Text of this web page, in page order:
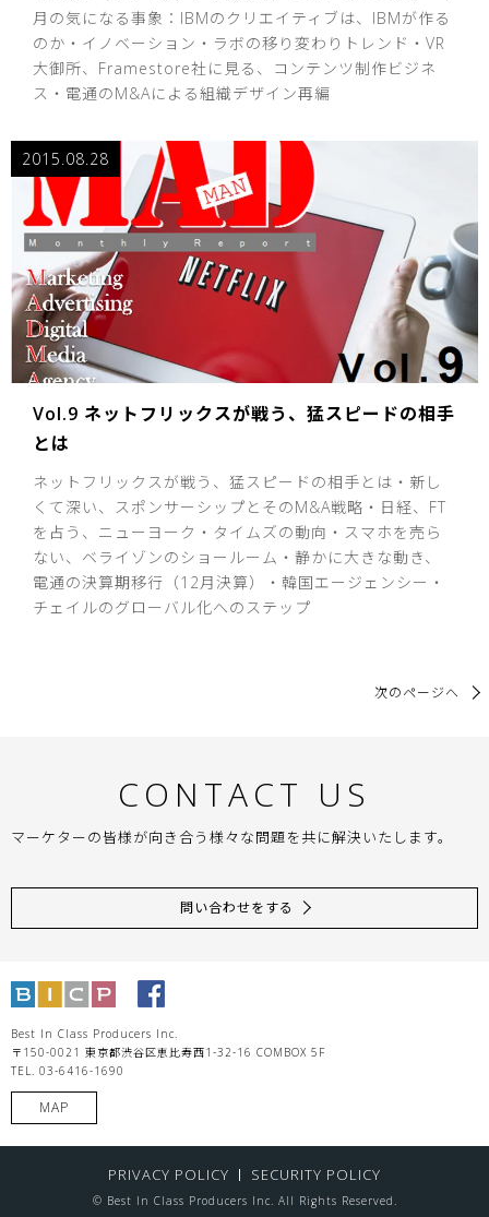
月の気になる事象：IBMのクリエイティブは、IBMが作る
のか・イノベーション・ラボの移り変わりトレンド・VR
大御所、Framestore社に見る、コンテンツ制作ビジネ
ス・電通のM&Aによる組織デザイン再編
Vol.9 ネットフリックスが戦う、猛スピードの相手
とは
ネットフリックスが戦う、猛スピードの相手とは・新し
くて深い、スポンサーシップとそのM&A戦略・日経、FT
を占う、ニューヨーク・タイムズの動向・スマホを売ら
ない、ベライゾンのショールーム・静かに大きな動き、
電通の決算期移行（12月決算）・韓国エージェンシー・
チェイルのグローバル化へのステップ
2015.08.28
次のページへ
CONTACT US
マーケターの皆様が向き合う様々な問題を共に解決いたします。
問い合わせをする
Best In Class Producers Inc.
〒150-0021 東京都渋谷区恵比寿西1-32-16 COMBOX 5F
TEL. 03-6416-1690
MAP
© Best In Class Producers Inc. All Rights Reserved.
PRIVACY POLICY SECURITY POLICY